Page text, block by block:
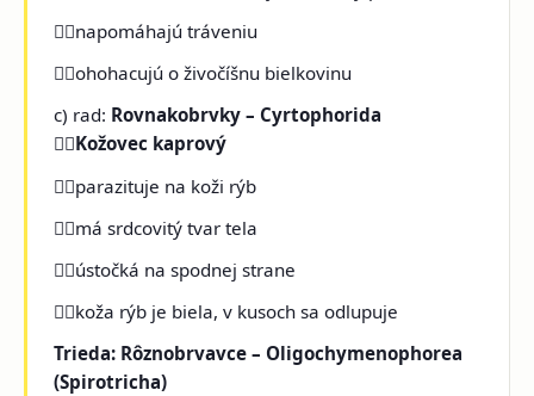
napomáhajú tráveniu
ohohacujú o živočíšnu bielkovinu
c) rad: Rovnakobrvky – Cyrtophorida
Kožovec kaprový
parazituje na koži rýb
má srdcovitý tvar tela
ústočká na spodnej strane
koža rýb je biela, v kusoch sa odlupuje
Trieda: Rôznobrvavce – Oligochymenophorea
(Spirotricha)